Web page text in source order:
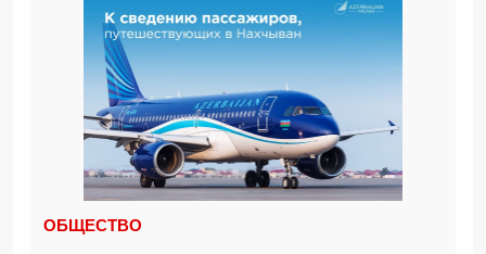
ОБЩЕСТВО